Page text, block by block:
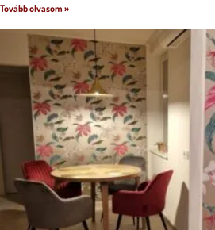
Tovább olvasom »